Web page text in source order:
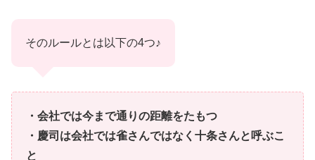
そのルールとは以下の4つ♪
・会社では今まで通りの距離をたもつ
・慶司は会社では雀さんではなく十条さんと呼ぶこ
と